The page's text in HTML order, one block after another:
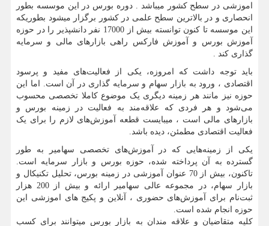
اموزشی در سطح کشور میباشد . دوره بورس در این موسسه بطور
انحصاری و در بالاترین سطح علمی در کشور برگزار میشود بطوریکه
این موسسه تا کنون توانسته بیش از 17000 نفر دانشپذیر را در حوزه
آموزش بورس و آموزش فارکس راهی بازارهای مالی و سرمایه
گذاری کند .
باید توجه داشت که امروزه، یکی از فعالیت‌های مفید و پرسود
اقتصادی ، ورود به بازار سهام و سرمایه گذاری در آن است. اما این
حوزه نیز مانند هر زمینه دیگری یک موضوع کاملا تخصصی محسوب
می‌‌شود و هر فردی که علاقه‌‌مند به فعالیت در زمینه بورس و
بازارهای مالی است ، میبایست قطعه آموزش‌های لازم را برای یک
فعالیت اقتصادی مطمئن، دیده باشد.
یکی از زمینه‌‌هایی که در آموزش‌های تخصصی سهامیر به طور
گسترده به آن پرداخته شده، حوزه بورس و بازار سرمایه است.
تاکنون، بیش از 70 عنوان آموزشی در زمینه بورس، تحلیل تکنیکال و
بازار سهام، در مجموعه عالی سهامیر ارائه و بیش از 200 هزار
ثبت‌نام برای آموزش‌های حضوری ، آنلاین و پکیج های اموزشی این
حوزه انجام شده است.
کلیه متقاضیان و علاقه مندان به بازار بورس میتوانند برای کسب